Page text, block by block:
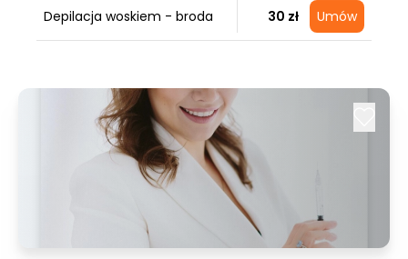
Depilacja woskiem - broda 30 zł Umów